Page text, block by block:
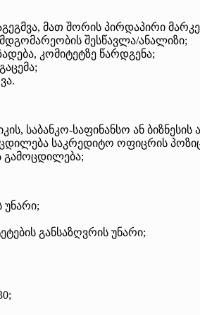
მათ შორის პირდაპირი
შესწავლა/ანალიზი;
კომიტეტზე წარდგენა;
საბანკო-საფინანსო ან ბიზნესის
საკრედიტო ოფიცრის
გამოცდილება;
უნარი;
განსაზღვრის უნარი;